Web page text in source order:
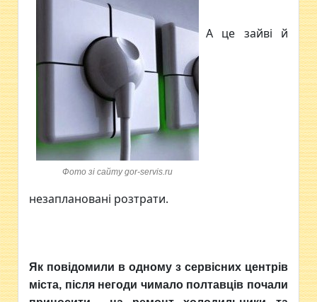
Фото зі сайту gor-servis.ru
А це зайві й
незаплановані розтрати.
Як повідомили в одному з сервісних центрів
міста, після негоди чимало полтавців почали